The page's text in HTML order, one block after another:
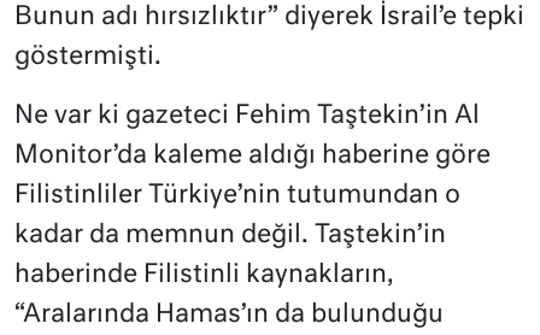
Bunun adı hırsızlıktır” diyerek İsrail’e tepki
göstermişti.
Ne var ki gazeteci Fehim Taştekin’in Al
Monitor’da kaleme aldığı haberine göre
Filistinliler Türkiye’nin tutumundan o
kadar da memnun değil. Taştekin’in
haberinde Filistinli kaynakların,
“Aralarında Hamas’ın da bulunduğu